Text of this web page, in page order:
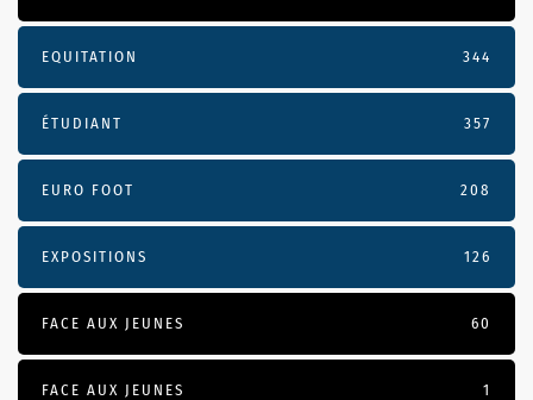
EQUITATION 344
ÉTUDIANT 357
EURO FOOT 208
EXPOSITIONS 126
FACE AUX JEUNES 60
FACE AUX JEUNES 1